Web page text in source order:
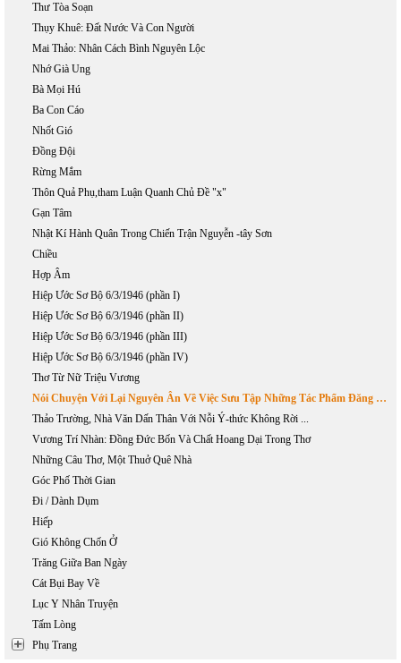
Thư Tòa Soạn
Thụy Khuê: Đất Nước Và Con Người
Mai Thảo: Nhân Cách Bình Nguyên Lộc
Nhớ Già Ung
Bà Mọi Hú
Ba Con Cáo
Nhốt Gió
Đồng Đội
Rừng Mắm
Thôn Quả Phụ,tham Luận Quanh Chủ Đề "x"
Gạn Tâm
Nhật Kí Hành Quân Trong Chiến Trận Nguyễn -tây Sơn
Chiều
Hợp Âm
Hiệp Ước Sơ Bộ 6/3/1946 (phần I)
Hiệp Ước Sơ Bộ 6/3/1946 (phần II)
Hiệp Ước Sơ Bộ 6/3/1946 (phần III)
Hiệp Ước Sơ Bộ 6/3/1946 (phần IV)
Thơ Từ Nữ Triệu Vương
Nói Chuyện Với Lại Nguyên Ân Về Việc Sưu Tập Những Tác Phẩm Đăng Báo Của Phan Khôi
Thảo Trường, Nhà Văn Dấn Thân Với Nỗi Ý-thức Không Rời ...
Vương Trí Nhàn: Đồng Đức Bốn Và Chất Hoang Dại Trong Thơ
Những Câu Thơ, Một Thuở Quê Nhà
Góc Phố Thời Gian
Đi / Dành Dụm
Hiếp
Gió Không Chốn Ở
Trăng Giữa Ban Ngày
Cát Bụi Bay Về
Lục Y Nhân Truyện
Tấm Lòng
Phụ Trang